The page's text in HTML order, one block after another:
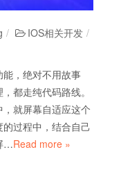
IOS相关开发
，绝对不用故事
都走纯代码路线。
就屏幕自适应这个
过程中，结合自己
…Read more »